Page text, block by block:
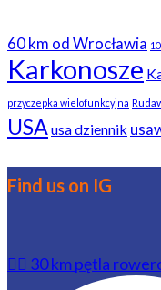
60 km od Wrocławia
Karkonosze
przyczepka wielofunkcyjna
USAusa dziennik
Find us on IG
🚴‍♂️ 30 km pętla